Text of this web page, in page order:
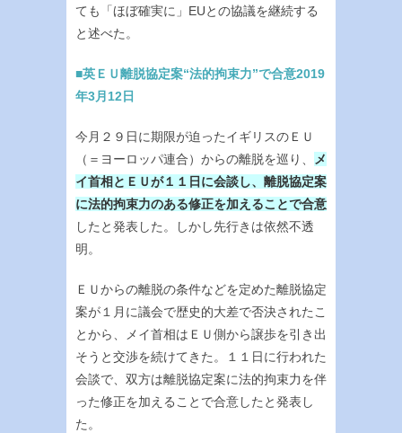
ても「ほぼ確実に」EUとの協議を継続する
と述べた。
■英ＥＵ離脱協定案“法的拘束力”で合意2019
年3月12日
今月２９日に期限が迫ったイギリスのＥＵ
（＝ヨーロッパ連合）からの離脱を巡り、 メ
イ首相とＥＵが１１日に会談し、離脱協定案
に法的拘束力のある修正を加えることで合意
したと発表した。しかし先行きは依然不透
明。
ＥＵからの離脱の条件などを定めた離脱協定
案が１月に議会で歴史的大差で否決されたこ
とから、メイ首相はＥＵ側から譲歩を引き出
そうと交渉を続けてきた。１１日に行われた
会談で、双方は離脱協定案に法的拘束力を伴
った修正を加えることで合意したと発表し
た。